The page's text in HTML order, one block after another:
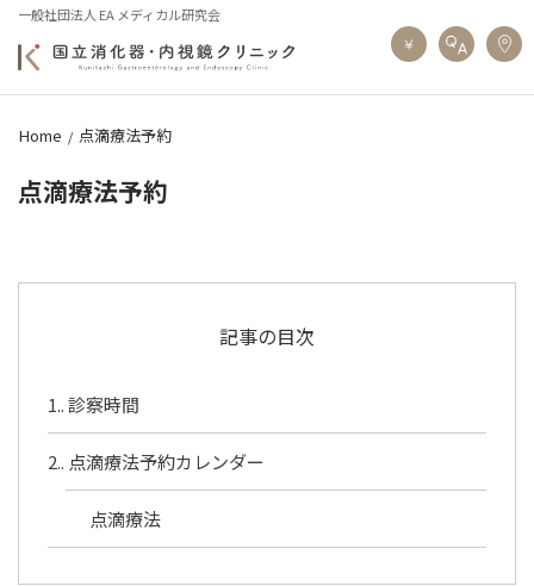
一般社団法人 EA メディカル研究会
Home 点滴療法予約
点滴療法予約
記事の目次
1. 診察時間
2. 点滴療法予約カレンダー
点滴療法